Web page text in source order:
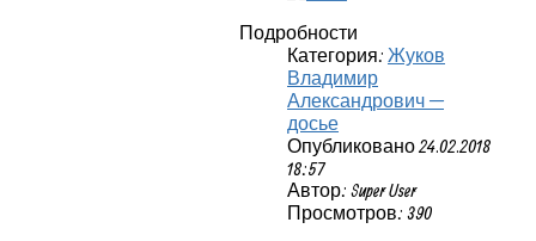
Подробности
Категория: Жуков
Владимир
Александрович —
досье
Опубликовано 24.02.2018
18:57
Автор: Super User
Просмотров: 390